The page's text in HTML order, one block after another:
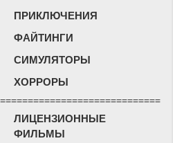
ПРИКЛЮЧЕНИЯ
ФАЙТИНГИ
СИМУЛЯТОРЫ
ХОРРОРЫ
=============================
ЛИЦЕНЗИОННЫЕ
ФИЛЬМЫ